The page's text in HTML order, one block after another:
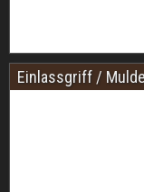
Einlassgriff /